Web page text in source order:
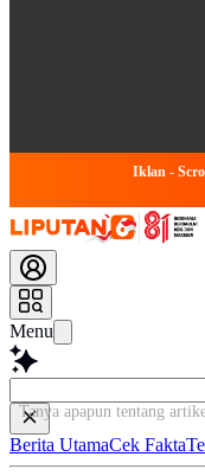
Iklan -
Menu
Tanya apapun tentang
Berita UtamaCek Fakta